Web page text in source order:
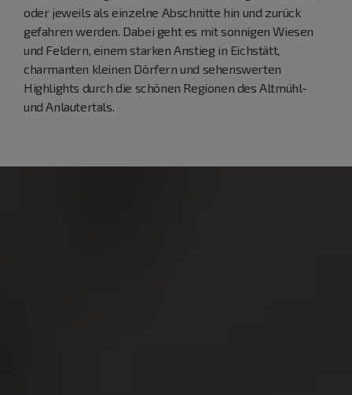
oder jeweils als einzelne Abschnitte hin und zurück
gefahren werden. Dabei geht es mit sonnigen Wiesen
und Feldern, einem starken Anstieg in Eichstätt,
charmanten kleinen Dörfern und sehenswerten
Highlights durch die schönen Regionen des Altmühl-
und Anlautertals.